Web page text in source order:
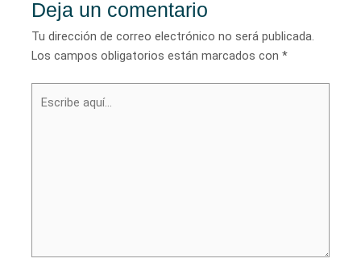
Deja un comentario
Tu dirección de correo electrónico no será publicada.
Los campos obligatorios están marcados con*
aquí...